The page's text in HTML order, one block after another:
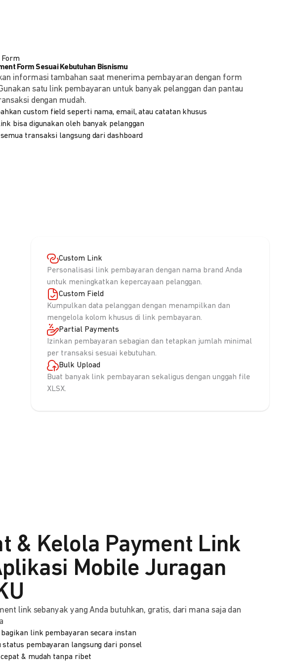
Form
Form Sesuai Kebutuhan Bisnismu
informasi tambahan saat menerima pembayaran dengan form
satu link pembayaran untuk banyak pelanggan dan pantau
dengan mudah.
custom field seperti nama, email, atau catatan khusus
bisa digunakan oleh banyak pelanggan
transaksi langsung dari dashboard
Custom Link
Personalisasi link pembayaran dengan nama brand Anda
untuk meningkatkan kepercayaan pelanggan.
Custom Field
Kumpulkan data pelanggan dengan menampilkan dan
mengelola kolom khusus di link pembayaran.
Partial Payments
Izinkan pembayaran sebagian dan tetapkan jumlah minimal
per transaksi sesuai kebutuhan.
Bulk Upload
Buat banyak link pembayaran sekaligus dengan unggah file
XLSX.
& Kelola Payment Link
Mobile Juragan
link sebanyak yang Anda butuhkan, gratis, dari mana saja dan
bagikan link pembayaran secara instan
status pembayaran langsung dari ponsel
& mudah tanpa ribet